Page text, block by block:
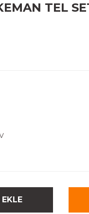
TEL
EKLE